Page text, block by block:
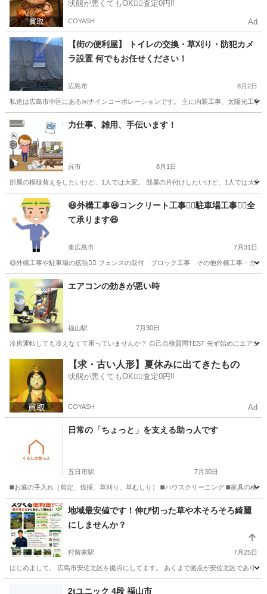
状態が悪くてもOK🙆‍♀️査定0円‼️
COYASH Ad
【街の便利屋】 トイレの交換・草刈り・防犯カメ
ラ設置 何でもお任せください！
広島市 8月2日
私達は広島市中区にある㈱ナインコーポレーションです。 主に内装工事、太陽光工
広島 便利屋 防犯カメラ
力仕事、雑用、手伝います！
呉市 8月1日
部屋の模様替えをしたいけど、1人では大変。 部屋の片付けしたいけど、1人では大
広島 呉市 便利屋 協力会社
😆外構工事😆コンクリート工事👷‍♀️駐車場工事👷‍♂️全
て承ります😆
東広島市 7月31日
😆外構工事や駐車場の拡張👷‍♂️ フェンスの取付 ブロック工事 その他外構工事・カー
広島 東広島市 無料
エアコンの効きが悪い時
福山駅 7月30日
冷房運転しても冷えなくて困っていませんか？ 自己点検質問TEST 先ず始めにエアコ
福山駅 便利屋 ホームページ
【求・古い人形】夏休みに出てきたもの
状態が悪くてもOK🙆‍♀️査定0円‼️
COYASH Ad
日常の「ちょっと」を支える助っ人です
五日市駅 7月30日
◼️お庭の手入れ（剪定、伐採、草刈り、草むしり） ◼️ハウスクリーニング ◼️家具の移
広島 広島市 五日市駅 便利屋 草むしり
地域最安値です！伸び切った草や木そろそろ綺麗
にしませんか？
狩留家駅 7月25日
はじめまして。 広島市安佐北区を拠点にしてます。 あくまで拠点が安佐北区であり
便利屋
2tユニック 4段 福山市